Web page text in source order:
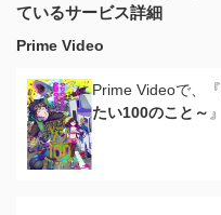
ているサービス詳細
Prime Video
Prime Videoで、『
たい100のこと～ 』